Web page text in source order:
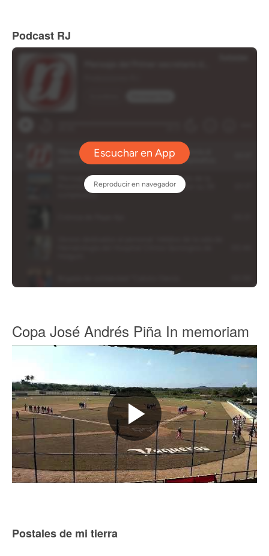
Podcast RJ
Copa José Andrés Piña In memoriam
Postales de mi tierra